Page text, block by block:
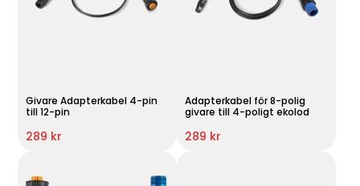
Givare Adapterkabel 4-pin
till 12-pin
289 kr
Adapterkabel för 8-polig
givare till 4-poligt ekolod
289 kr